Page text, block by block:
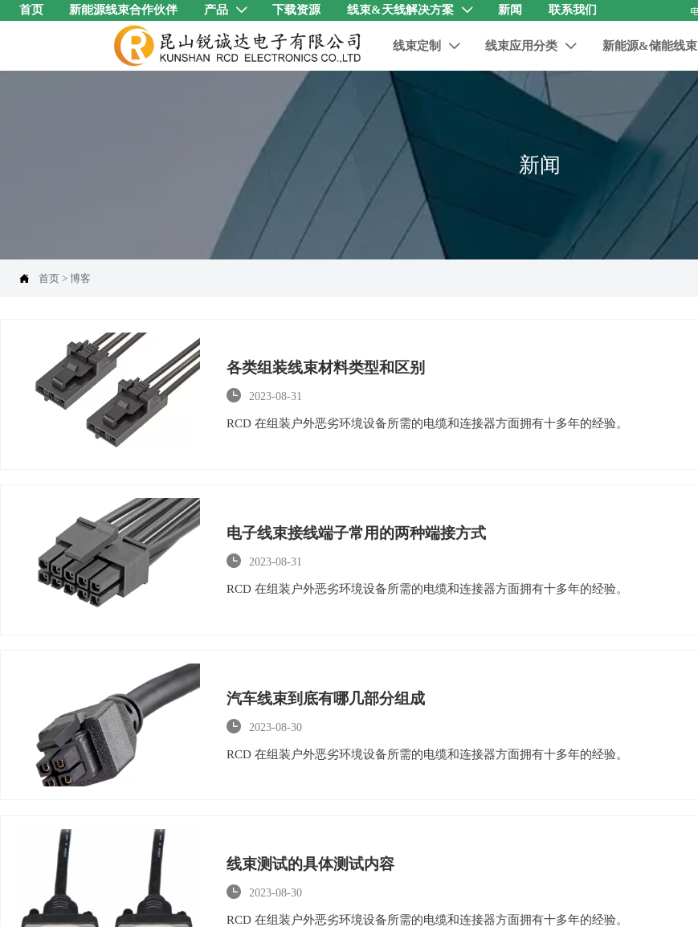
首页 新能源线束合作伙伴 产品  下载资源 线束&天线解决方案  新闻 联系我们
线束定制  线束应用分类  新能源&储能线束
新闻
 首页 >博客
各类组装线束材料类型和区别
 2023-08-31
RCD 在组装户外恶劣环境设备所需的电缆和连接器方面拥有十多年的经验。
电子线束接线端子常用的两种端接方式
 2023-08-31
RCD 在组装户外恶劣环境设备所需的电缆和连接器方面拥有十多年的经验。
汽车线束到底有哪几部分组成
 2023-08-30
RCD 在组装户外恶劣环境设备所需的电缆和连接器方面拥有十多年的经验。
线束测试的具体测试内容
 2023-08-30
RCD 在组装户外恶劣环境设备所需的电缆和连接器方面拥有十多年的经验。